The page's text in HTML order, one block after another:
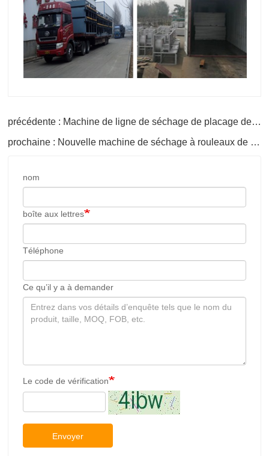
précédente : Machine de ligne de séchage de placage de face
prochaine : Nouvelle machine de séchage à rouleaux de placage
nom
boîte aux lettres
Téléphone
Ce qu’il y a à demander
Le code de vérification
Envoyer